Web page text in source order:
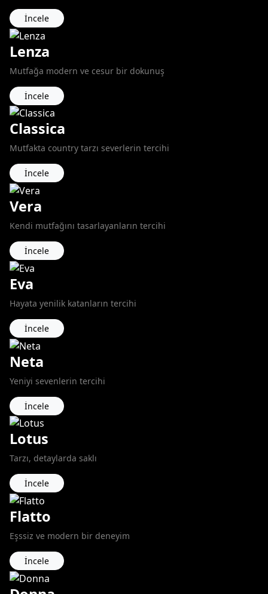
İncele
Lenza
Mutfağa modern ve cesur bir dokunuş
İncele
Classica
Mutfakta country tarzı severlerin tercihi
İncele
Vera
Kendi mutfağını tasarlayanların tercihi
İncele
Eva
Hayata yenilik katanların tercihi
İncele
Neta
Yeniyi sevenlerin tercihi
İncele
Lotus
Tarzı, detaylarda saklı
İncele
Flatto
Eşssiz ve modern bir deneyim
İncele